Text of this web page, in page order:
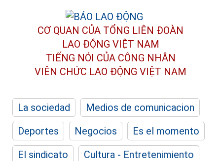
CƠ QUAN CỦA TỔNG LIÊN ĐOÀN
LAO ĐỘNG VIỆT NAM
TIẾNG NÓI CỦA CÔNG NHÂN
VIÊN CHỨC LAO ĐỘNG VIỆT NAM
La sociedad
Medios de comunicacion
Deportes
Negocios
Es el momento
El sindicato
Cultura - Entretenimiento